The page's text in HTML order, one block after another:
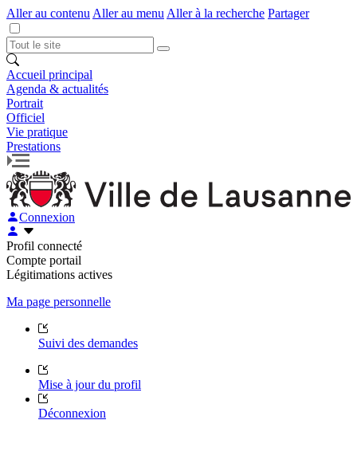
Aller au contenu Aller au menu Aller à la recherche Partager
Accueil principal
Agenda & actualités
Portrait
Officiel
Vie pratique
Prestations
Connexion
Profil connecté
Compte portail
Légitimations actives
Ma page personnelle
Suivi des demandes
Mise à jour du profil
Déconnexion